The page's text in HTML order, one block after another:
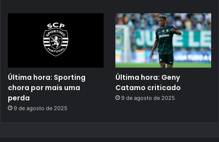
Última hora: Sporting
chora por mais uma
perda
9 de agosto de 2025
Última hora: Geny
Catamo criticado
9 de agosto de 2025